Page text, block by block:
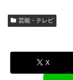
芸能・テレビ
X